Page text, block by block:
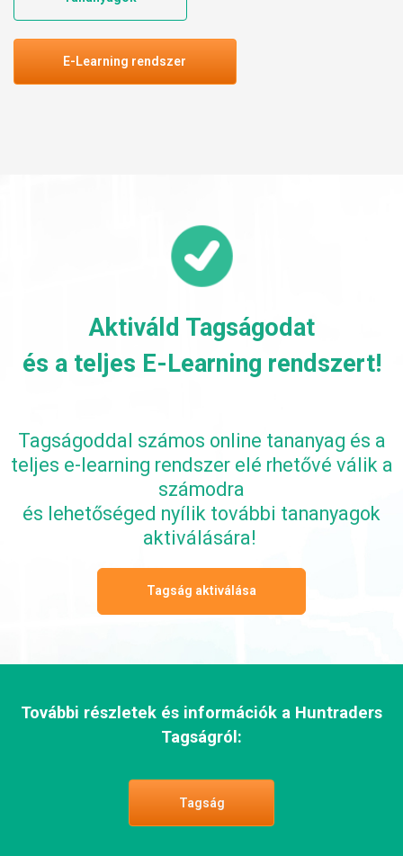
E-Learning rendszer
Aktiváld Tagságodat
és a teljes E-Learning rendszert!
Tagságoddal számos online tananyag és a
teljes e-learning rendszer elé rhetővé válik a
számodra
és lehetőséged nyílik további tananyagok
aktiválására!
Tagság aktiválása
További részletek és információk a Huntraders
Tagságról:
Tagság